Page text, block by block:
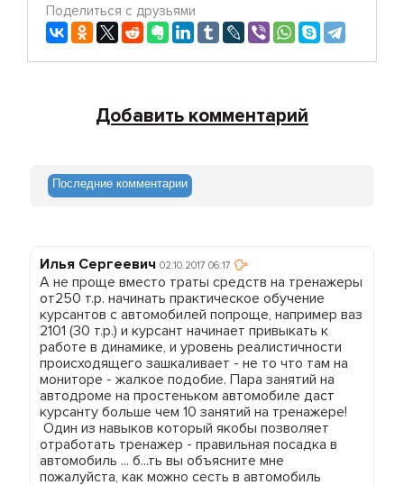
Поделиться с друзьями
Добавить комментарий
Последние комментарии
Илья Сергеевич 02.10.2017 06:17
А не проще вместо траты средств на тренажеры
от250 т.р. начинать практическое обучение
курсантов с автомобилей попроще, например ваз
2101 (30 т.р.) и курсант начинает привыкать к
работе в динамике, и уровень реалистичности
происходящего зашкаливает - не то что там на
мониторе - жалкое подобие. Пара занятий на
автодроме на простеньком автомобиле даст
курсанту больше чем 10 занятий на тренажере!
Один из навыков который якобы позволяет
отработать тренажер - правильная посадка в
автомобиль ... б...ть вы объясните мне
пожалуйста, как можно сесть в автомобиль